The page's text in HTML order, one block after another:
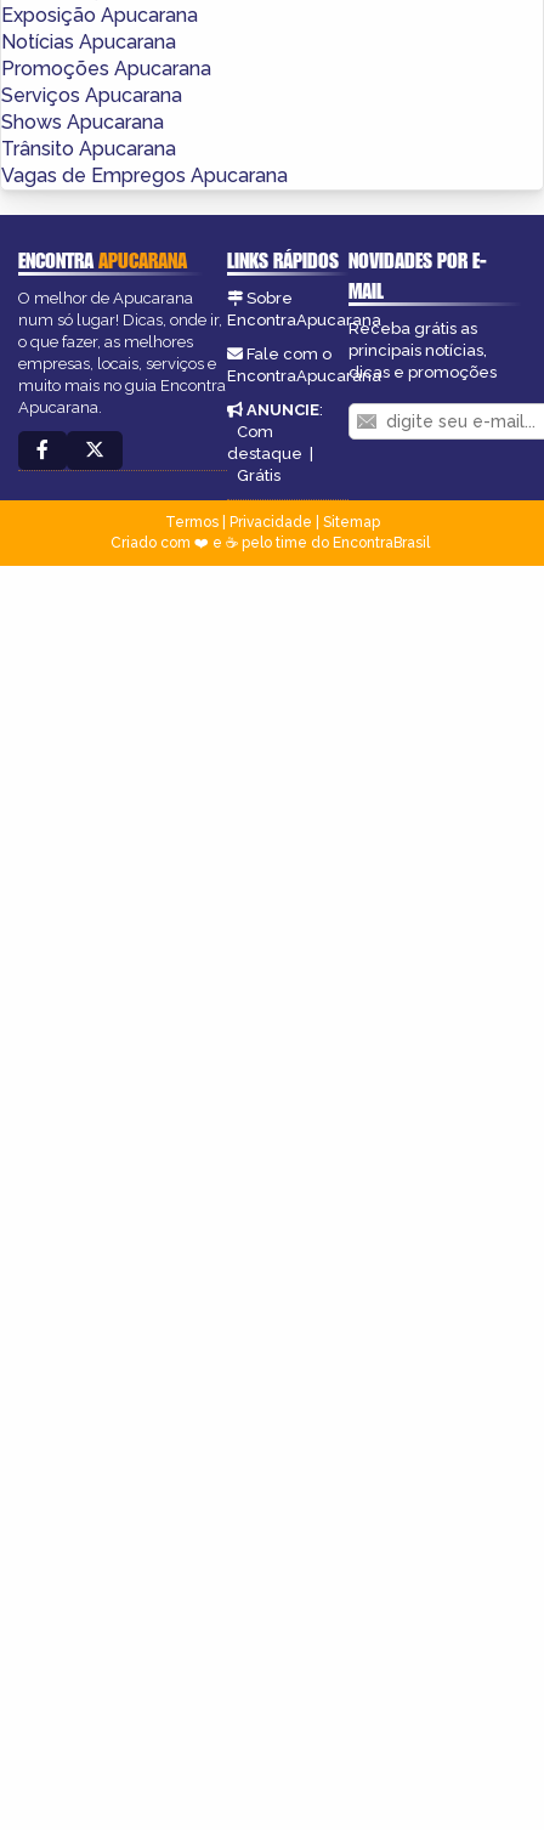
Exposição Apucarana
Notícias Apucarana
Promoções Apucarana
Serviços Apucarana
Shows Apucarana
Trânsito Apucarana
Vagas de Empregos Apucarana
ENCONTRAAPUCARANA
O melhor de Apucarana
num só lugar! Dicas, onde ir,
o que fazer, as melhores
empresas, locais, serviços e
muito mais no guia Encontra
Apucarana.
LINKS RÁPIDOS
Sobre
EncontraApucarana
Fale com o
EncontraApucarana
ANUNCIE:
Com
destaque
Grátis
NOVIDADES POR E-
MAIL
Receba grátis as
principais notícias,
dicas e promoções
Termos| Privacidade
Sitemap
Criado com ❤️ e ☕ pelo time do EncontraBrasil